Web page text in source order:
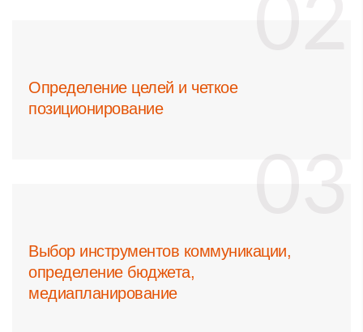
Определение целей и четкое
позиционирование
Выбор инструментов коммуникации,
определение бюджета,
медиапланирование